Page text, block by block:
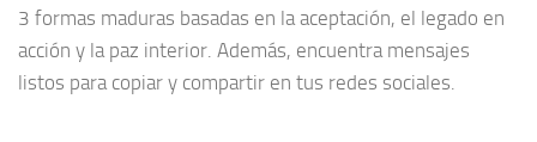
3 formas maduras basadas en la aceptación, el legado en
acción y la paz interior. Además, encuentra mensajes
listos para copiar y compartir en tus redes sociales.